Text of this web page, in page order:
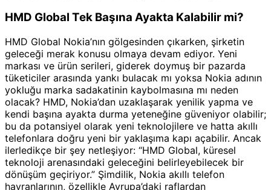
HMD Global Tek Başına Ayakta Kalabilir mi?
HMD Global Nokia’nın gölgesinden çıkarken, şirketin
geleceği merak konusu olmaya devam ediyor. Yeni
markası ve ürün serileri, giderek doymuş bir pazarda
tüketiciler arasında yankı bulacak mı yoksa Nokia adının
yokluğu marka sadakatinin kaybolmasına mı neden
olacak? HMD, Nokia’dan uzaklaşarak yenilik yapma ve
kendi başına ayakta durma yeteneğine güveniyor olabilir;
bu da potansiyel olarak yeni teknolojilere ve hatta akıllı
telefonlara doğru yeni bir yaklaşıma kapı açabilir. Ancak
ilerledikçe bir şey netleşiyor: “HMD Global, küresel
teknoloji arenasındaki geleceğini belirleyebilecek bir
dönüşüm geçiriyor.” Şimdilik, Nokia akıllı telefon
hayranlarının, özellikle Avrupa’daki raflardan